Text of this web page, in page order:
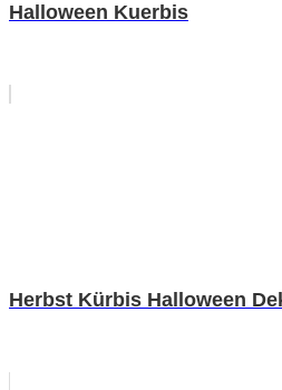
Halloween Kuerbis
Herbst Kürbis Halloween